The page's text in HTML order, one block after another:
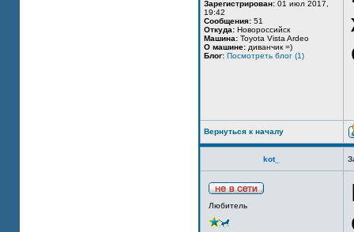
Зарегистрирован: 01 июл 2017,
19:42
Сообщения: 51
Откуда: Новороссийск
Машина: Toyota Vista Ardeo
О машине: диванчик =)
Блог: Посмотреть блог (1)
Вернуться к началу
kot_
Любитель